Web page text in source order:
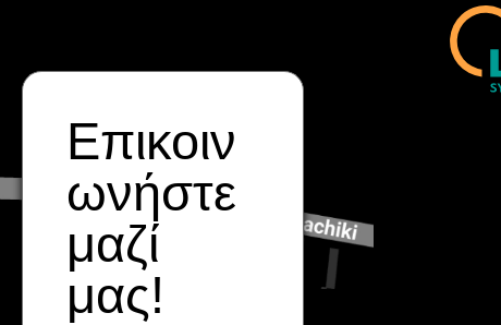
Επικοιν
ωνήστε
μαζί
μας!
Όνομα
Επώνυμο
Email